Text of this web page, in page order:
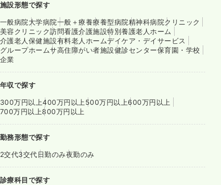
施設形態で探す
一般病院大学病院一般＋療養療養型病院精神科病院クリニック
美容クリニック訪問看護介護施設特別養護老人ホーム
介護老人保健施設有料老人ホームデイケア・デイサービス
グループホームサ高住障がい者施設健診センター保育園・学校
企業
年収で探す
300万円以上400万円以上 500万円以上600万円以上
700万円以上800万円以上
勤務形態で探す
2交代3交代日勤のみ夜勤のみ
診療科目で探す